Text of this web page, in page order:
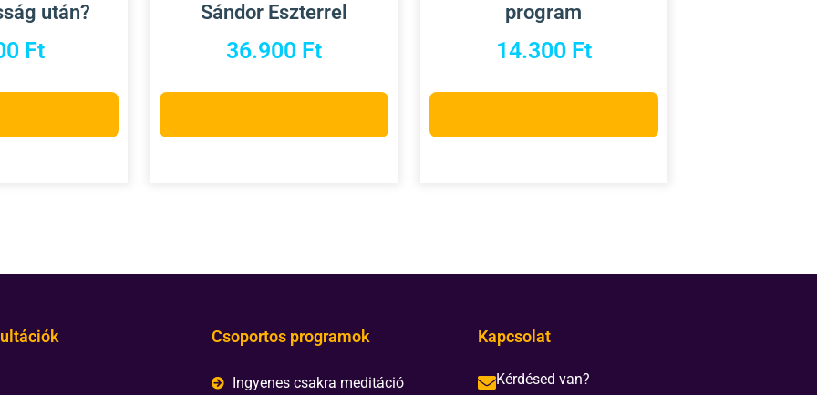
után?
Ft
Sándor Eszterrel
36.900 Ft
program
14.300 Ft
Csoportos programok
Ingyenes csakra meditáció
Kapcsolat
Kérdésed van?